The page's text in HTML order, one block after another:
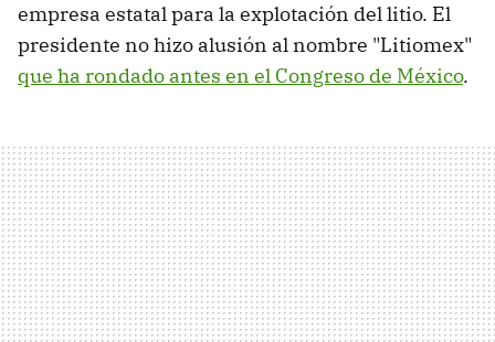
empresa estatal para la explotación del litio. El
presidente no hizo alusión al nombre "Litiomex"
que ha rondado antes en el Congreso de México.